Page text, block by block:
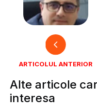
ARTICOLUL ANTERIOR
Alte articole
interesa